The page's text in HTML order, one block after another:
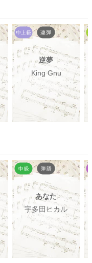
逆夢
King Gnu
あなた
宇多田ヒカル